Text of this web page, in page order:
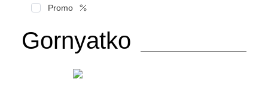
Promo
Gornyatko